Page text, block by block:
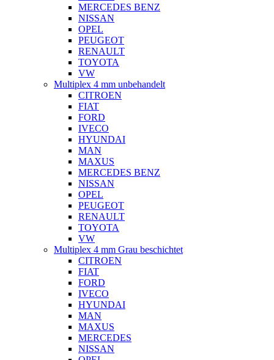
MERCEDES BENZ
NISSAN
OPEL
PEUGEOT
RENAULT
TOYOTA
VW
Multiplex 4 mm unbehandelt
CITROEN
FIAT
FORD
IVECO
HYUNDAI
MAN
MAXUS
MERCEDES BENZ
NISSAN
OPEL
PEUGEOT
RENAULT
TOYOTA
VW
Multiplex 4 mm Grau beschichtet
CITROEN
FIAT
FORD
IVECO
HYUNDAI
MAN
MAXUS
MERCEDES
NISSAN